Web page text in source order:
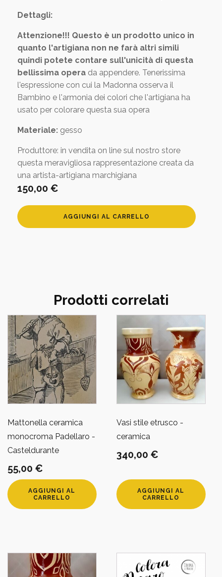
Dettagli:
Attenzione!!! Questo è un prodotto unico in
quanto l'artigiana non ne farà altri simili
quindi potete contare sull'unicità di questa
bellissima opera da appendere. Tenerissima
l'espressione con cui la Madonna osserva il
Bambino e l'armonia dei colori che l'artigiana ha
usato per colorare questa sua opera
Materiale: gesso
Produttore: in vendita on line sul nostro store
questa meravigliosa rappresentazione creata da
una artista-artigiana marchigiana
150,00 €
Madonna
con
AGGIUNGI AL CARRELLO
Prodotti correlati
Mattonella ceramica
monocroma Padellaro -
Casteldurante
55,00 €
AGGIUNGI AL
CARRELLO
Vasi stile etrusco -
ceramica
340,00 €
AGGIUNGI AL
CARRELLO